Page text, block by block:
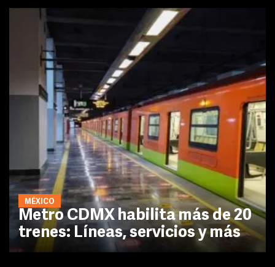
MÉXICO
Metro CDMX habilita más de 20
trenes: Líneas, servicios y más